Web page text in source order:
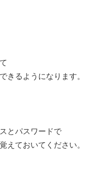
るようになります。
とパスワードで
ておいてください。